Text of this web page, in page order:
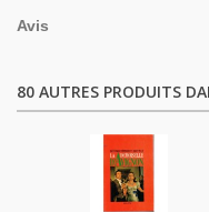
Avis
80 AUTRES PRODUITS